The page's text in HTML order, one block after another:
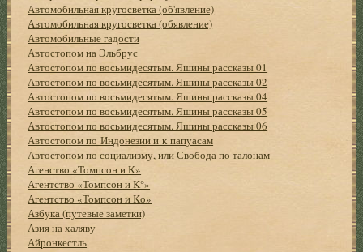
Автомобильная кругосветка (об'явление)
Автомобильная кругосветка (обявление)
Автомобильные гадости
Автостопом на Эльбрус
Автостопом по восьмидесятым. Яшины рассказы 01
Автостопом по восьмидесятым. Яшины рассказы 02
Автостопом по восьмидесятым. Яшины рассказы 04
Автостопом по восьмидесятым. Яшины рассказы 05
Автостопом по восьмидесятым. Яшины рассказы 06
Автостопом по Индонезии и к папуасам
Автостопом по социализму, или Свобода по талонам
Агенство «Томпсон и К»
Агентство «Томпсон и K°»
Агентство «Томпсон и Kо»
Азбука (путевые заметки)
Азия на халяву
Айронкестль